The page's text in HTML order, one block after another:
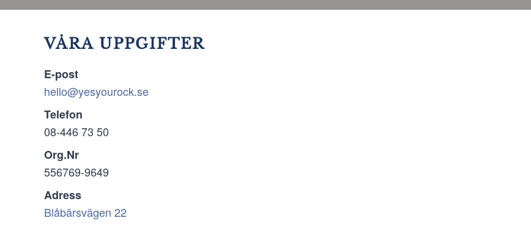
VÅRA UPPGIFTER
E-post
hello@yesyourock.se
Telefon
08-446 73 50
Org.Nr
556769-9649
Adress
Blåbärsvägen 22